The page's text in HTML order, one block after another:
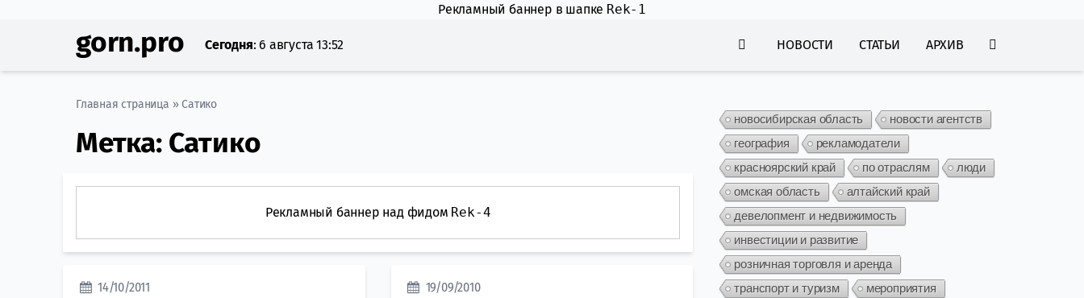
Рекламный баннер в шапке Rek-1
gorn.pro Сегодня: 6 августа 13:52 НОВОСТИ СТАТЬИ АРХИВ
Главная страница »Сатико
Метка: Сатико
Рекламный баннер над фидом Rek-4
14/10/2011
19/09/2010
новосибирская область
новости агентств
география
рекламодатели
красноярский край
по отраслям
люди
омская область
алтайский край
девелопмент и недвижимость
инвестиции и развитие
розничная торговля и аренда
транспорт и туризм
мероприятия